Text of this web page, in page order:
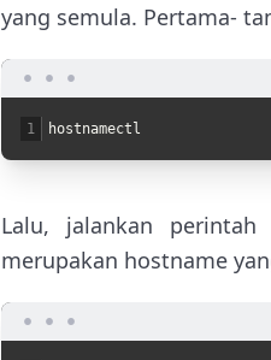
yang semula. Pertama-
1 hostnamectl
Lalu, jalankan
merupakan hostname